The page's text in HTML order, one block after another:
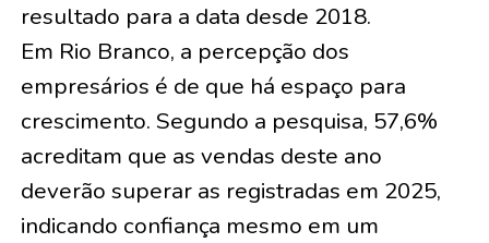
resultado para a data desde 2018.
Em Rio Branco, a percepção dos
empresários é de que há espaço para
crescimento. Segundo a pesquisa, 57,6%
acreditam que as vendas deste ano
deverão superar as registradas em 2025,
indicando confiança mesmo em um